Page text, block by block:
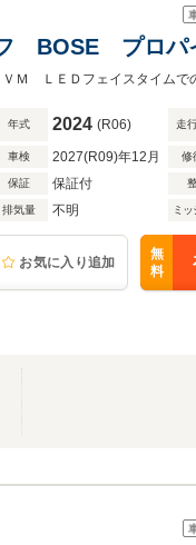
フ BOSE プロ
年式 2024 (R06) 走
車検 2027(R09)年12月 修
保証 保証付
排気量 不明 ミッ
お気に入り追加
無
料